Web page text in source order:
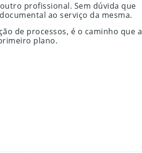
profissional. Sem dúvida que
ao serviço da mesma.
de processos, é o caminho que a
plano.